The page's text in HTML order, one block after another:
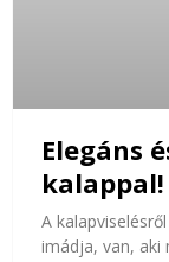
Elegáns
kalappal!
A
imádja, van, aki